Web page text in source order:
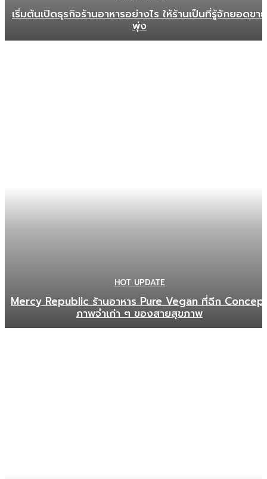
เริ่มต้นเปิดธุรกิจร้านอาหารอย่างไร ให้ร้านเป็นที่รู้จักยอดขาย
พุ่ง
HOT UPDATE
Mercy Republic ร้านอาหาร Pure Vegan ที่ฉีก
ภาพจำเก่า ๆ ของสายสุขภาพ